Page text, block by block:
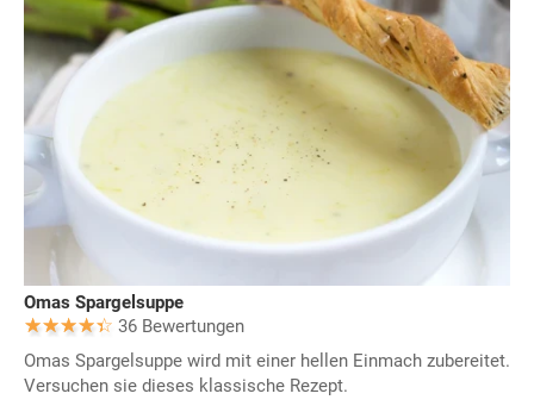
Omas Spargelsuppe
36 Bewertungen
Omas Spargelsuppe wird mit einer hellen Einmach zubereitet.
Versuchen sie dieses klassische Rezept.